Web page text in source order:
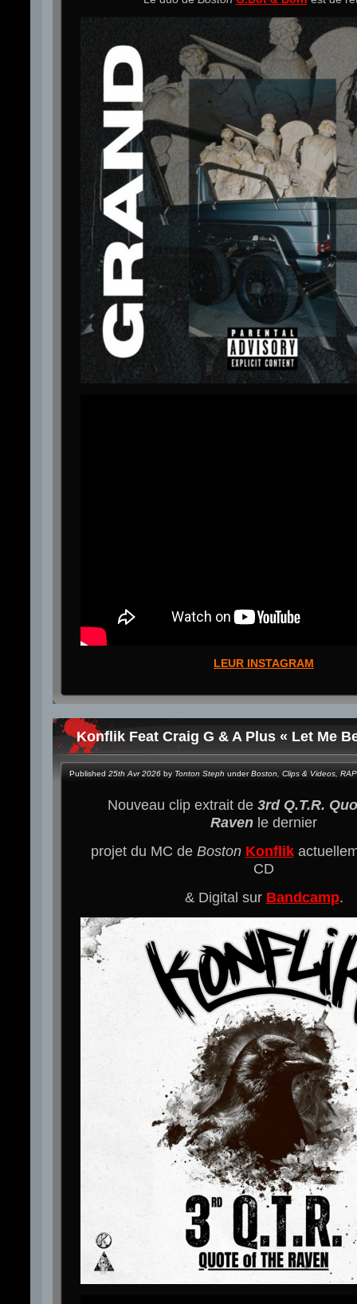
LEUR INSTAGRAM
Konflik Feat Craig G & A Plus « Let Me
Published 25th Avr 2026 by Tonton Steph underBoston Clips & Videos RAP
Nouveau clip extrait de 3rd Q.T.R.
Raven le dernier
projet du MC de Boston Konflik
CD
& Digital sur Bandcamp.